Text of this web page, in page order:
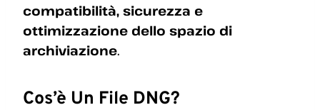
compatibilità, sicurezza e
ottimizzazione dello spazio di
archiviazione.
Cos’è Un File DNG?